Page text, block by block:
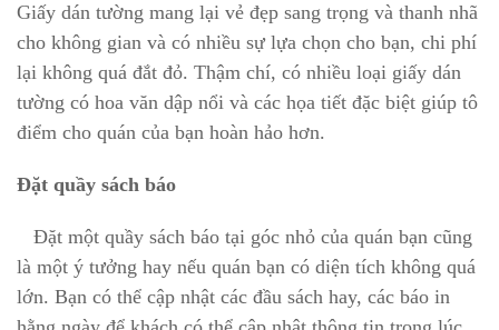
Giấy dán tường mang lại vẻ đẹp sang trọng và thanh nhã
cho không gian và có nhiều sự lựa chọn cho bạn, chi phí
lại không quá đắt đỏ. Thậm chí, có nhiều loại giấy dán
tường có hoa văn dập nổi và các họa tiết đặc biệt giúp tô
điểm cho quán của bạn hoàn hảo hơn.
Đặt quầy sách báo
Đặt một quầy sách báo tại góc nhỏ của quán bạn cũng
là một ý tưởng hay nếu quán bạn có diện tích không quá
lớn. Bạn có thể cập nhật các đầu sách hay, các báo in